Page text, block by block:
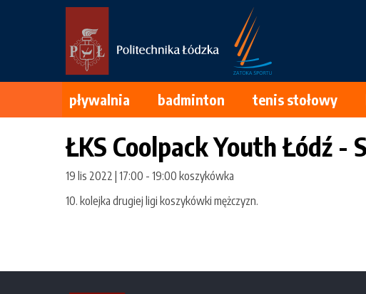
pływalnia badminton tenis stołowy
ŁKS Coolpack Youth Łódź -
19 lis 2022 | 17:00 - 19:00 koszykówka
10. kolejka drugiej ligi koszykówki mężczyzn.